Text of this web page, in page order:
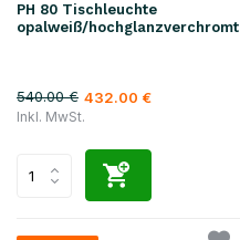
PH 80 Tischleuchte
opalweiß/hochglanzverchromt
540.00 € 432.00 €
Inkl. MwSt.